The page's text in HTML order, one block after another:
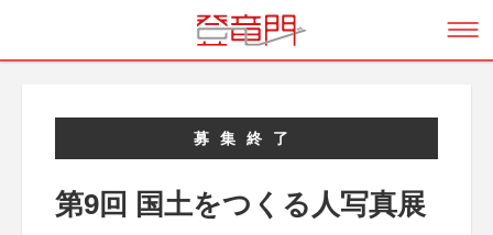
募集終了
第9回 国土をつくる人写真展